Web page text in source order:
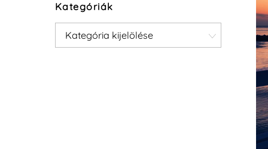
Kategóriák
Kategóriák